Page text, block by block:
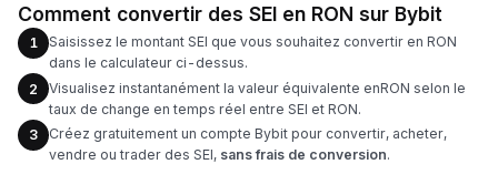
Comment convertir des SEI en RON sur Bybit
1
Saisissez le montant SEI que vous souhaitez convertir en RON
dans le calculateur ci-dessus.
2
Visualisez instantanément la valeur équivalente enRON selon le
taux de change en temps réel entre SEI et RON.
3
Créez gratuitement un compte Bybit pour convertir, acheter,
vendre ou trader des SEI, sans frais de conversion.